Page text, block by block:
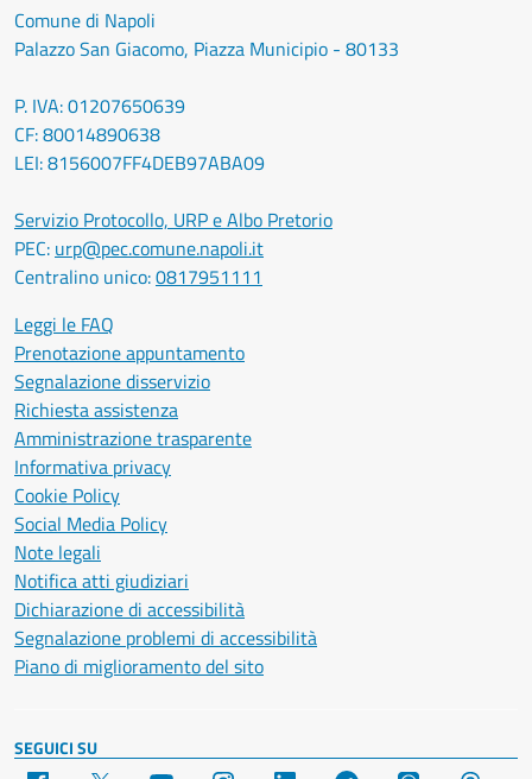
Comune di Napoli
Palazzo San Giacomo, Piazza Municipio - 80133
P. IVA: 01207650639
CF: 80014890638
LEI: 8156007FF4DEB97ABA09
Servizio Protocollo, URP e Albo Pretorio
PEC: urp@pec.comune.napoli.it
Centralino unico:0817951111
Leggi le FAQ
Prenotazione appuntamento
Segnalazione disservizio
Richiesta assistenza
Amministrazione trasparente
Informativa privacy
Cookie Policy
Social Media Policy
Note legali
Notifica atti giudiziari
Dichiarazione di accessibilità
Segnalazione problemi di accessibilità
Piano di miglioramento del sito
SEGUICI SU